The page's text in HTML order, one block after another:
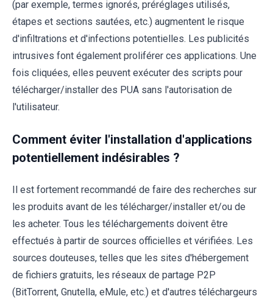
(par exemple, termes ignorés, préréglages utilisés,
étapes et sections sautées, etc.) augmentent le risque
d'infiltrations et d'infections potentielles. Les publicités
intrusives font également proliférer ces applications. Une
fois cliquées, elles peuvent exécuter des scripts pour
télécharger/installer des PUA sans l'autorisation de
l'utilisateur.
Comment éviter l'installation d'applications
potentiellement indésirables ?
Il est fortement recommandé de faire des recherches sur
les produits avant de les télécharger/installer et/ou de
les acheter. Tous les téléchargements doivent être
effectués à partir de sources officielles et vérifiées. Les
sources douteuses, telles que les sites d'hébergement
de fichiers gratuits, les réseaux de partage P2P
(BitTorrent, Gnutella, eMule, etc.) et d'autres téléchargeurs